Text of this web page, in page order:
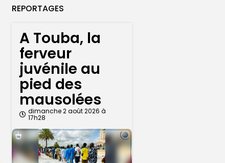
REPORTAGES
A Touba, la
ferveur
juvénile au
pied des
mausolées
dimanche 2 août 2026 à
17h28